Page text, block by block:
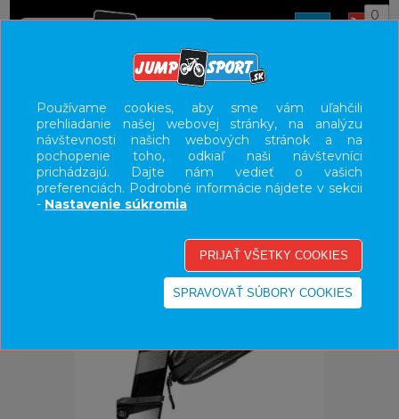
0
UŽÍVATEĽSKÝ PANEL
KATEGÓRIE
HLAVNÉ MENU
-30%
Používame cookies, aby sme vám uľahčili
prehliadanie našej webovej stránky, na analýzu
návštevnosti našich webových stránok a na
pochopenie toho, odkiaľ naši návštevníci
prichádzajú. Dajte nám vedieť o vašich
preferenciách. Podrobné informácie nájdete v sekcii
- Nastavenie súkromia